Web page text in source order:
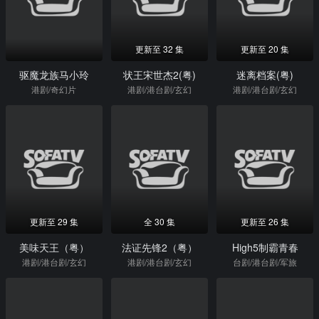
驱魔龙族马小玲
港剧/奇幻片
更新至 32 集
状王宋世杰2(粤)
港剧/港台剧/玄幻
更新至 20 集
迷离档案(粤)
港剧/港台剧/玄幻
更新至 29 集
美味天王（粤）
港剧/港台剧/玄幻
全 30 集
法证先锋2（粤）
港剧/港台剧/玄幻
更新至 26 集
High5制霸青春
台剧/港台剧/军旅